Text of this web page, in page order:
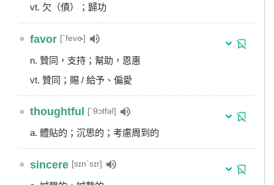
vt. 欠（債）；歸功
● favor [ˋfevɚ]
n. 贊同，支持；幫助，恩惠
vt. 贊同；賜 / 給予、偏愛
● thoughtful [ˋθɔtfəl]
a. 體貼的；沉思的；考慮周到的
● sincere [sɪnˋsɪr]